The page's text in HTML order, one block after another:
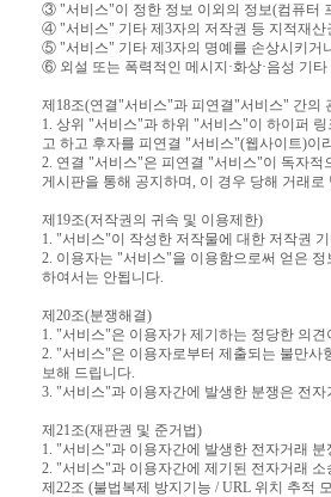
③ "서비스"이 정한 정보 이외의 정보(컴퓨터
④ "서비스" 기타 제3자의 저작권 등 지적재산
⑤ "서비스" 기타 제3자의 명예를 손상시키거
⑥ 외설 또는 폭력적인 메시지·화상·음성 기
제18조(연결"서비스"과 피연결"서비스" 간의
1. 상위 "서비스"과 하위 "서비스"이 하이퍼
고 하고 후자를 피연결 "서비스"(웹사이트)이
2. 연결 "서비스"은 피연결 "서비스"이 독자적
게시판을 통해 공지하며, 이 경우 당해 거래
제19조(저작권의 귀속 및 이용제한)
1. "서비스"이 작성한 저작물에 대한 저작권
2. 이용자는 "서비스"을 이용함으로써 얻은
하여서는 안됩니다.
제20조(분쟁해결)
1. "서비스"은 이용자가 제기하는 정당한 의
2. "서비스"은 이용자로부터 제출되는 불만사
보해 드립니다.
3. "서비스"과 이용자간에 발생한 분쟁은 전
제21조(재판권 및 준거법)
1. "서비스"과 이용자간에 발생한 전자거래
2. "서비스"과 이용자간에 제기된 전자거래
제22조 (불법복제 방지기능 / URL 위치 추적